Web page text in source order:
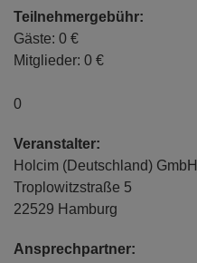
Teilnehmergebühr:
Gäste: 0 €
Mitglieder: 0 €
0
Veranstalter:
Holcim (Deutschland) GmbH
Troplowitzstraße 5
22529 Hamburg
Ansprechpartner: